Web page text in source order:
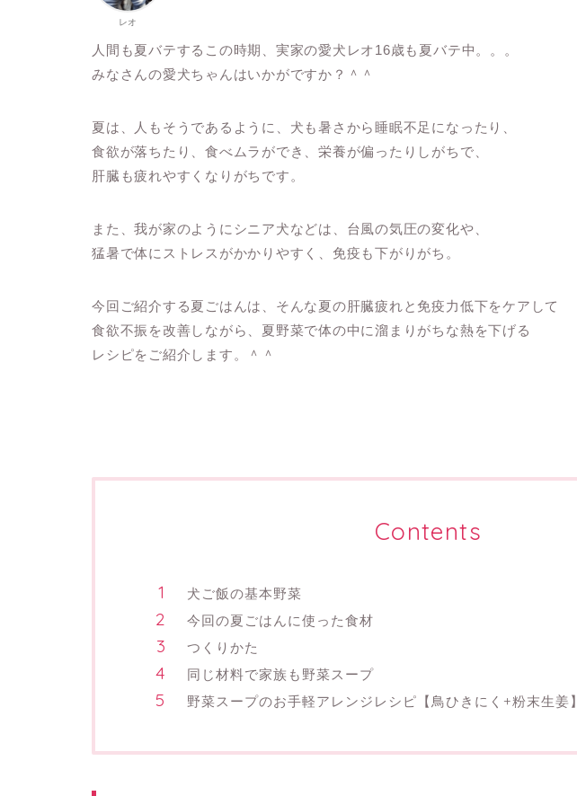
レオ
人間も夏バテするこの時期、実家の愛犬レオ16歳も夏バテ中。。。
みなさんの愛犬ちゃんはいかがですか？＾＾
夏は、人もそうであるように、犬も暑さから睡眠不足になったり、
食欲が落ちたり、食べムラができ、栄養が偏ったりしがちで、
肝臓も疲れやすくなりがちです。
また、我が家のようにシニア犬などは、台風の気圧の変化や、
猛暑で体にストレスがかかりやすく、免疫も下がりがち。
今回ご紹介する夏ごはんは、そんな夏の肝臓疲れと免疫力低下をケアして
食欲不振を改善しながら、夏野菜で体の中に溜まりがちな熱を下げる
レシピをご紹介します。＾＾
Contents
犬ご飯の基本野菜
今回の夏ごはんに使った食材
つくりかた
同じ材料で家族も野菜スープ
野菜スープのお手軽アレンジレシピ【鳥ひきにく+粉末生姜】